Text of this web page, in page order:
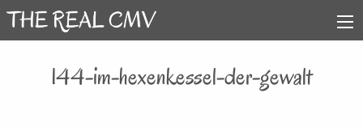
144-im-hexenkessel-der-gewalt